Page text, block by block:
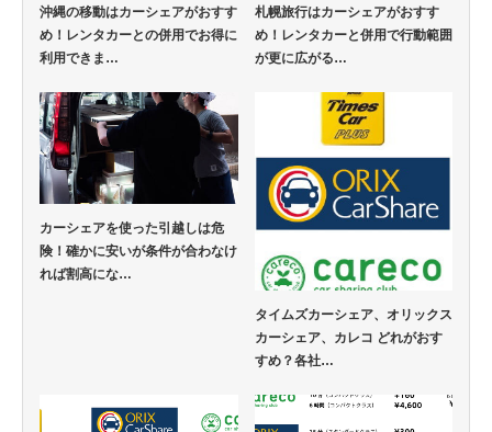
沖縄の移動はカーシェアがおすす
め！レンタカーとの併用でお得に
利用できま…
札幌旅行はカーシェアがおすす
め！レンタカーと併用で行動範囲
が更に広がる…
カーシェアを使った引越しは危
険！確かに安いが条件が合わなけ
れば割高にな…
タイムズカーシェア、オリックス
カーシェア、カレコ どれがおす
すめ？各社…